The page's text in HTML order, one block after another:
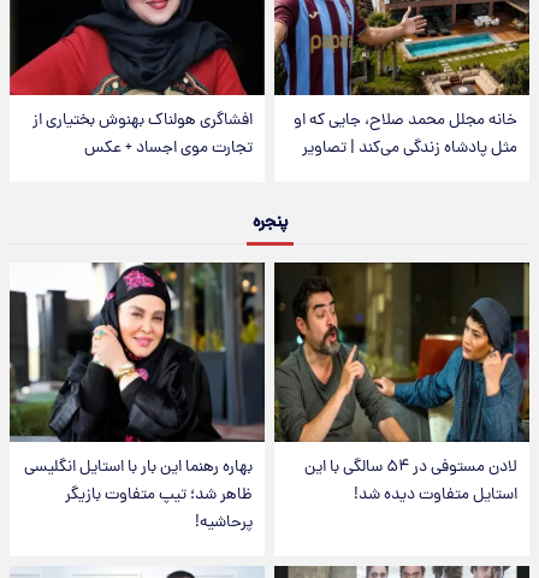
خانه مجلل محمد صلاح، جایی که او
مثل پادشاه زندگی می‌کند | تصاویر
افشاگری هولناک بهنوش بختیاری از
تجارت موی اجساد + عکس
پنجره
لادن مستوفی در ۵۴ سالگی با این
استایل متفاوت دیده شد!
بهاره رهنما این بار با استایل انگلیسی
ظاهر شد؛ تیپ متفاوت بازیگر
پرحاشیه!